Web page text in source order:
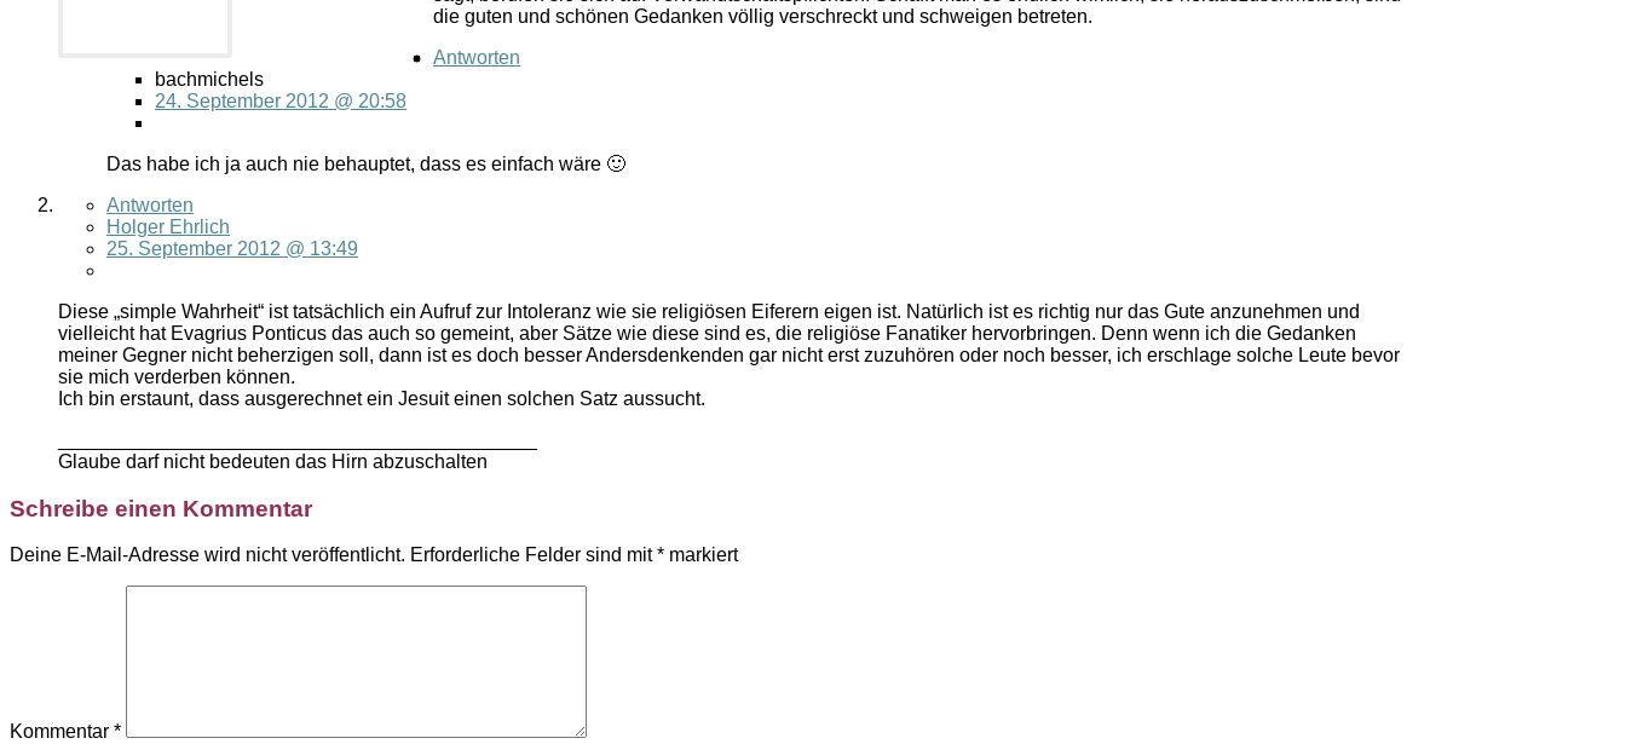
die guten und schönen Gedanken völlig verschreckt und schweigen betreten.
Antworten
bachmichels
24. September 2012 @ 20:58
Das habe ich ja auch nie behauptet, dass es einfach wäre 🙂
Antworten
Holger Ehrlich
25. September 2012 @ 13:49
Diese „simple Wahrheit“ ist tatsächlich ein Aufruf zur Intoleranz wie sie religiösen Eiferern eigen ist. Natürlich ist es richtig nur das Gute anzunehmen und
vielleicht hat Evagrius Ponticus das auch so gemeint, aber Sätze wie diese sind es, die religiöse Fanatiker hervorbringen. Denn wenn ich die Gedanken
meiner Gegner nicht beherzigen soll, dann ist es doch besser Andersdenkenden gar nicht erst zuzuhören oder noch besser, ich erschlage solche Leute bevor
sie mich verderben können.
Ich bin erstaunt, dass ausgerechnet ein Jesuit einen solchen Satz aussucht.
Glaube darf nicht bedeuten das Hirn abzuschalten
Schreibe einen Kommentar
Deine E-Mail-Adresse wird nicht veröffentlicht. Erforderliche Felder sind mit* markiert
Kommentar *